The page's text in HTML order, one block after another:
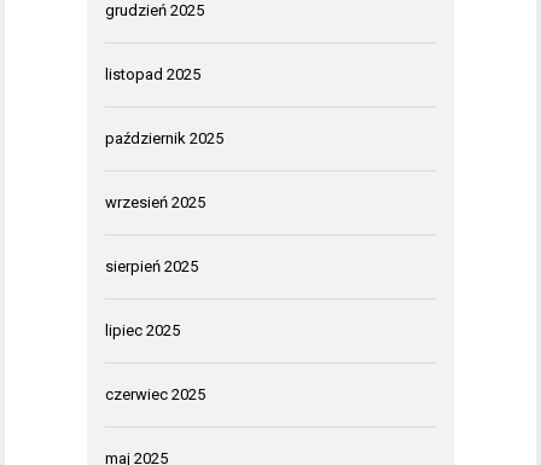
grudzień 2025
listopad 2025
październik 2025
wrzesień 2025
sierpień 2025
lipiec 2025
czerwiec 2025
maj 2025